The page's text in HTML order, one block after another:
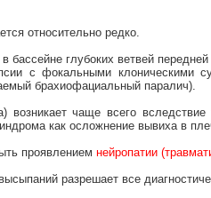
относительно редко.
в бассейне глубоких ветвей
с фокальными клоническими
брахиофациальный паралич).
возникает чаще всего вследствие
как осложнение вывиха в
проявлением нейропатии
разрешает все